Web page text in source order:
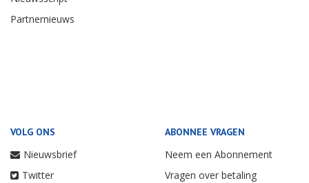
Partnernieuws
VOLG ONS
Nieuwsbrief
Twitter
ABONNEE VRAGEN
Neem een Abonnement
Vragen over betaling